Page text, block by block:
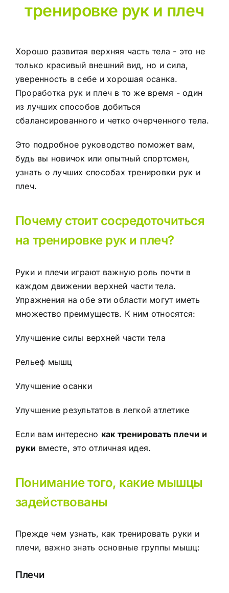
тренировке рук и плеч
Хорошо развитая верхняя часть тела - это не
только красивый внешний вид, но и сила,
уверенность в себе и хорошая осанка.
Проработка рук и плеч в то же время - один
из лучших способов добиться
сбалансированного и четко очерченного тела.
Это подробное руководство поможет вам,
будь вы новичок или опытный спортсмен,
узнать о лучших способах тренировки рук и
плеч.
Почему стоит сосредоточиться
на тренировке рук и плеч?
Руки и плечи играют важную роль почти в
каждом движении верхней части тела.
Упражнения на обе эти области могут иметь
множество преимуществ. К ним относятся:
Улучшение силы верхней части тела
Рельеф мышц
Улучшение осанки
Улучшение результатов в легкой атлетике
Если вам интересно как тренировать плечи и
руки вместе, это отличная идея.
Понимание того, какие мышцы
задействованы
Прежде чем узнать, как тренировать руки и
плечи, важно знать основные группы мышц:
Плечи